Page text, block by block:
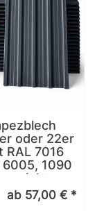
oder 22er
RAL 7016
6005, 1090
für
Carport,
ab 57,00 € *